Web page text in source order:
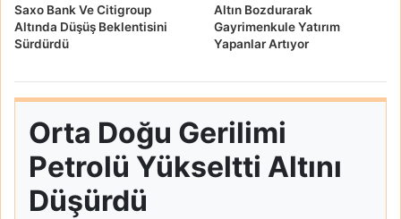
Saxo Bank Ve Citigroup
Altında Düşüş Beklentisini
Sürdürdü
Altın Bozdurarak
Gayrimenkule Yatırım
Yapanlar Artıyor
Orta Doğu Gerilimi
Petrolü Yükseltti Altını
Düşürdü